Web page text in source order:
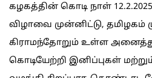
கழகத்தின் கொடி நாள்
விழாவை முன்னிட்டு, தமிழகம்
கிராமந்தோறும் உள்ள
கொடியேற்றி இனிப்புகள்